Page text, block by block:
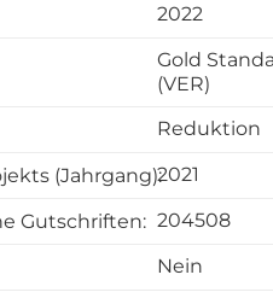
2022
Gold
(VER)
Reduktion
(Jahrgang):2021
Gutschriften: 204508
Nein